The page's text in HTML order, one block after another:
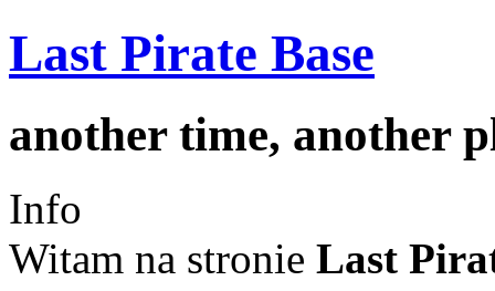
Last Pirate Base
another time, another
Info
Witam na stronie Last